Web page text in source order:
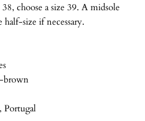
choose a size 39. A midsole
size if necessary.
brown
Portugal